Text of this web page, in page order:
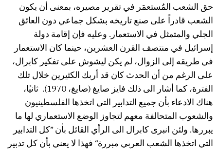
حق الشعب المُستعمَر في تقرير مصيره، بمعنى أن يكون
الشعب قادراً على صنع تاريخه بشكل جماعي دون العائق
الجلي والمتمثل في الاستعمار. وعليه فإن إقامة دولة
إسرائيل في منتصف القرن العشرين، حينما كان الاستعمار
في طريقه إلى الزوال، لم يكن ليشوش على تفكير كابرال،
على الرغم من أن الحدث كان قد أربك الكثيرين خلال تلك
الفترة، كما أشار الى ذلك فايز صايغ (صايغ، 1970). ثانيًا،
هناك الادعاء بأن جميع التدابير التي اتخذها الفلسطينيون
والشعوب المتحالفة معهم لتجاوز الوضع الاستعماري لها ما
يبررها. ولئن انبرى كابرال الى الرأي القائل بأن ”كل التدابير
التي اتخذها الشعب العربي مبررة“ فهذا لا يعني بأن كل تدبير